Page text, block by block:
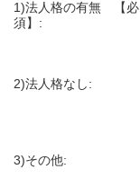
1)法人格の有無 【必
須】:
2)法人格なし:
3)その他: